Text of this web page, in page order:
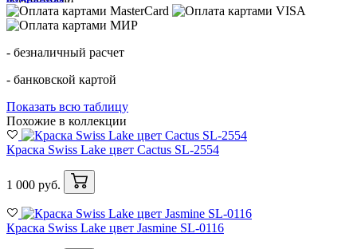
- безналичный расчет
- банковской картой
Показать всю таблицу
Похожие в коллекции
Краска Swiss Lake цвет Cactus SL-2554
1 000 руб.
Краска Swiss Lake цвет Jasmine SL-0116